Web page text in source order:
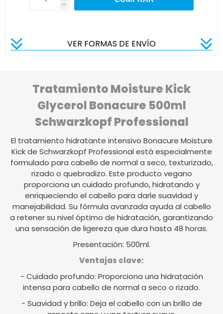
h
VER FORMAS DE ENVÍO
Tratamiento Moisture Kick
Glycerol Bonacure 500ml
Schwarzkopf Professional
El tratamiento hidratante intensivo Bonacure Moisture
Kick de Schwarzkopf Professional está especialmente
formulado para cabello de normal a seco, texturizado,
rizado o quebradizo. Este producto vegano
proporciona un cuidado profundo, hidratando y
enriqueciendo el cabello para darle suavidad y
manejabilidad. Su fórmula avanzada ayuda al cabello
a retener su nivel óptimo de hidratación, garantizando
una sensación de ligereza que dura hasta 48 horas.
Presentación: 500ml.
Ventajas clave:
- Cuidado profundo: Proporciona una hidratación
intensa para cabello de normal a seco o rizado.
- Suavidad y brillo: Deja el cabello con un brillo de